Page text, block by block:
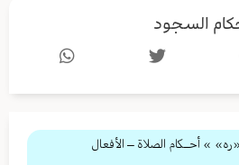
السجود
» أحــكام الصلاة – الأفعال